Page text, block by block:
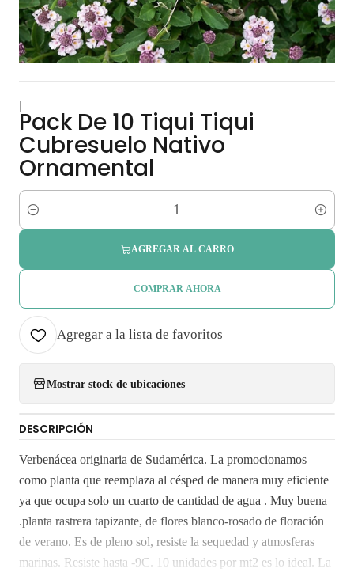
Pack De 10 Tiqui Tiqui
Cubresuelo Nativo
Ornamental
Cantidad
AGREGAR AL CARRO
COMPRAR AHORA
Agregar a la lista de favoritos
Mostrar stock de ubicaciones
DESCRIPCIÓN
Verbenácea originaria de Sudamérica. La promocionamos
como planta que reemplaza al césped de manera muy eficiente
ya que ocupa solo un cuarto de cantidad de agua . Muy buena
.planta rastrera tapizante, de flores blanco-rosado de floración
de verano. Es de pleno sol, resiste la sequedad y atmosferas
marinas. Resiste hasta -9C. 10 unidades por mt2 es lo ideal. La